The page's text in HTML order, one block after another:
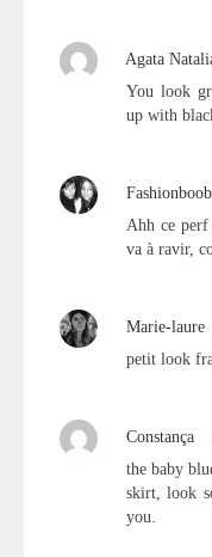
Agata
You look
up with
Ahh ce
va à ravir,
Marie-laure
petit look
Constança
the baby
skirt, look
you.